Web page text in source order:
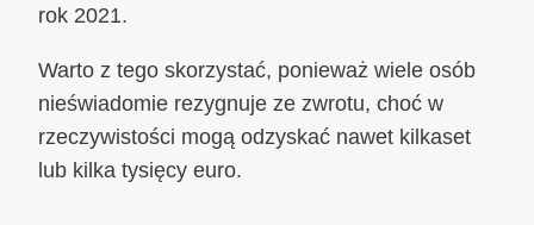
rok 2021.
Warto z tego skorzystać, ponieważ wiele osób
nieświadomie rezygnuje ze zwrotu, choć w
rzeczywistości mogą odzyskać nawet kilkaset
lub kilka tysięcy euro.